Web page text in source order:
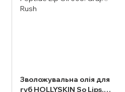
Зволожувальна олія для
губ HOLLYSKIN So Lips.